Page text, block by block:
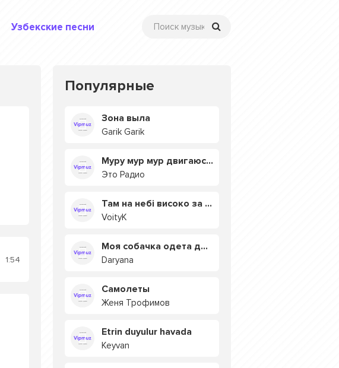
Узбекские песни
1:54
Популярные
Зона выла
Garik Garik
Муру мур мур двигаюсь на мурмулях
Это Радио
Там на небі високо за хмарами
VoityK
Моя собачка одета дороже тебя
Daryana
Самолеты
Женя Трофимов
Etrin duyulur havada
Keyvan